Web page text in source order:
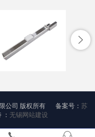
组
公司 版权所有 备案号：苏
无锡网站建设